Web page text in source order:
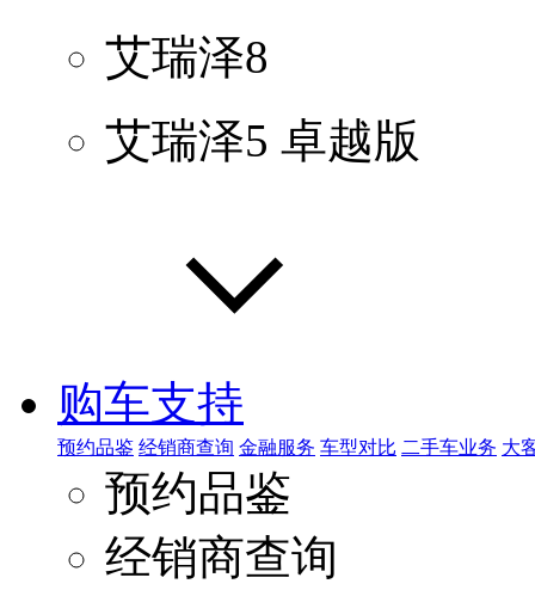
艾瑞泽8
艾瑞泽5 卓越版
购车支持
预约品鉴 经销商查询 金融服务 车型对比 二手车业务 大
预约品鉴
经销商查询